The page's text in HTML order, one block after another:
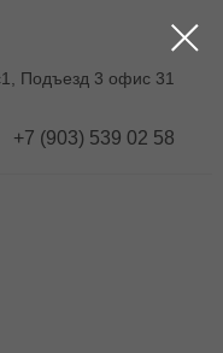
Подъезд 3 офис 31
+7 (903) 539 02 58